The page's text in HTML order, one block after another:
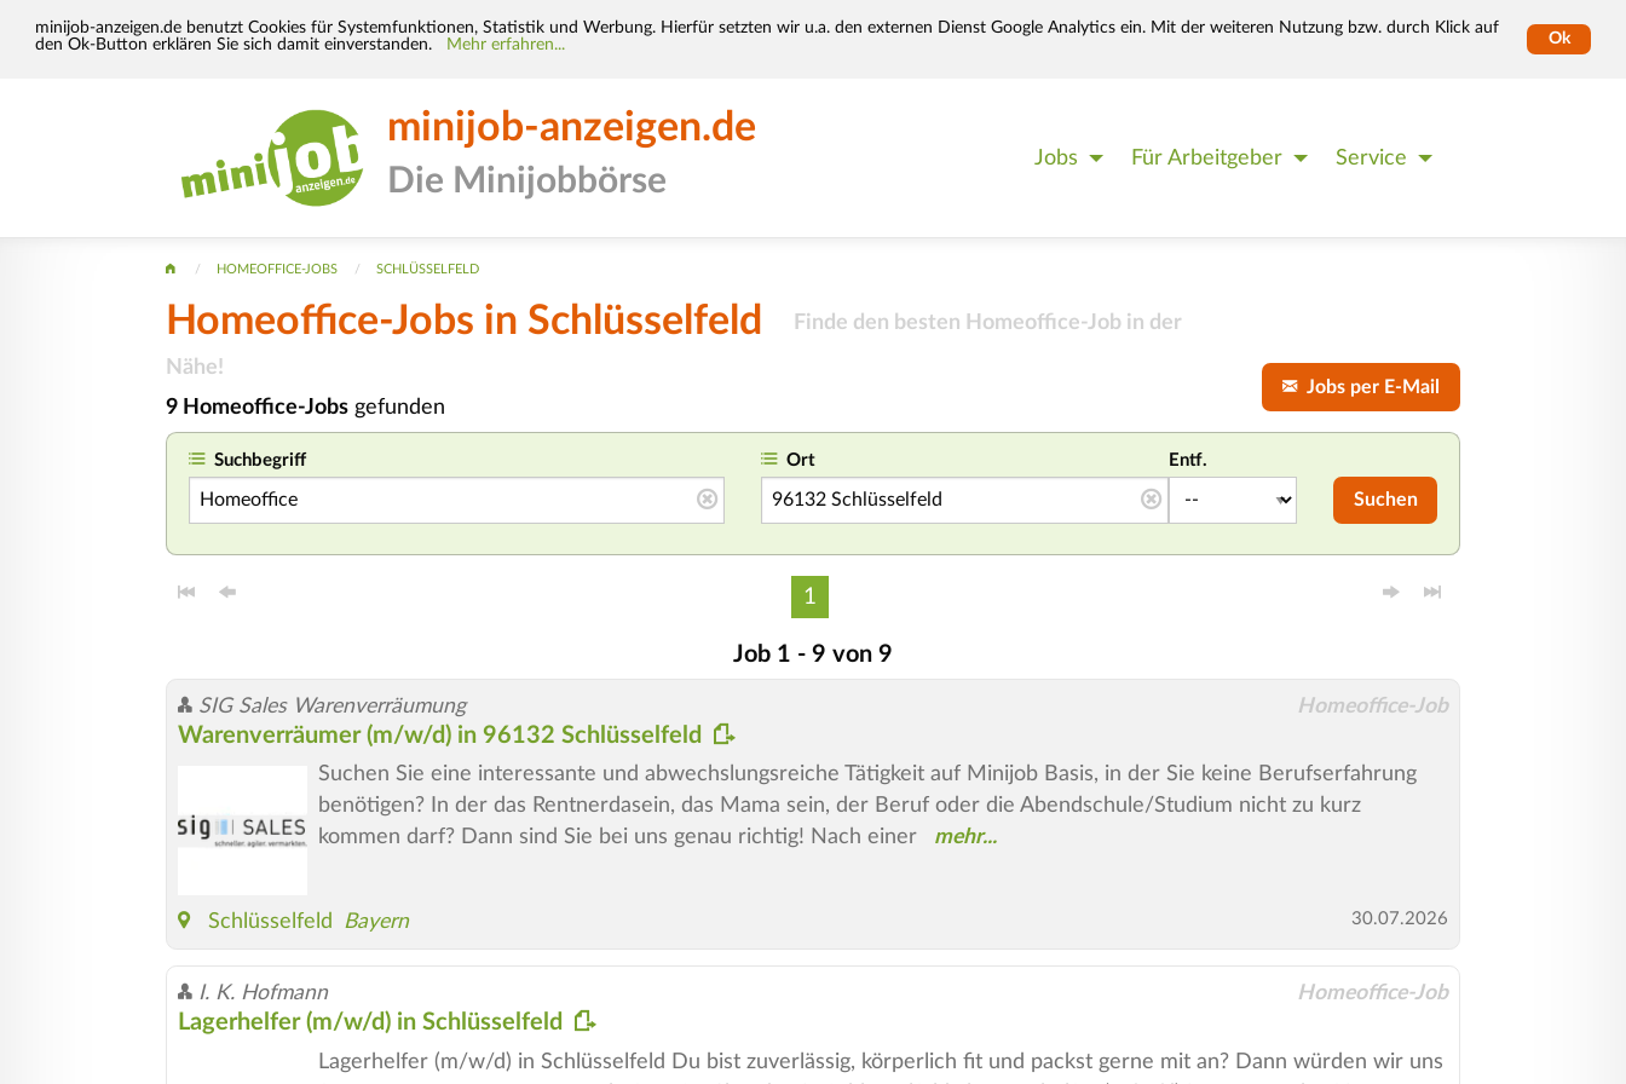
minijob-anzeigen.de benutzt Cookies für Systemfunktionen, Statistik und Werbung. Hierfür setzten wir u.a. den externen Dienst Google Analytics ein. Mit der weiteren Nutzung bzw. durch Klick auf
den Ok-Button erklären Sie sich damit einverstanden.
Mehr erfahren... Ok
minijob-anzeigen.de
Die Minijobbörse
Jobs Für Arbeitgeber Service
HOMEOFFICE-JOBS SCHLÜSSELFELD
Homeoffice-Jobs in Schlüsselfeld Finde den besten Homeoffice-Job in der
Nähe!
9 Homeoffice-Jobs gefunden
Jobs per E-Mail
Suchbegriff Ort Entf.
Suchen
1
Job 1 - 9 von 9
SIG Sales Warenverräumung Homeoffice-Job
Warenverräumer (m/w/d) in 96132 Schlüsselfeld
Suchen Sie eine interessante und abwechslungsreiche Tätigkeit auf Minijob Basis, in der Sie keine Berufserfahrung
benötigen? In der das Rentnerdasein, das Mama sein, der Beruf oder die Abendschule/Studium nicht zu kurz
kommen darf? Dann sind Sie bei uns genau richtig! Nach einer
Schlüsselfeld Bayern 30.07.2026
I. K. Hofmann Homeoffice-Job
Lagerhelfer (m/w/d) in Schlüsselfeld
Lagerhelfer (m/w/d) in Schlüsselfeld Du bist zuverlässig, körperlich fit und packst gerne mit an? Dann würden wir uns